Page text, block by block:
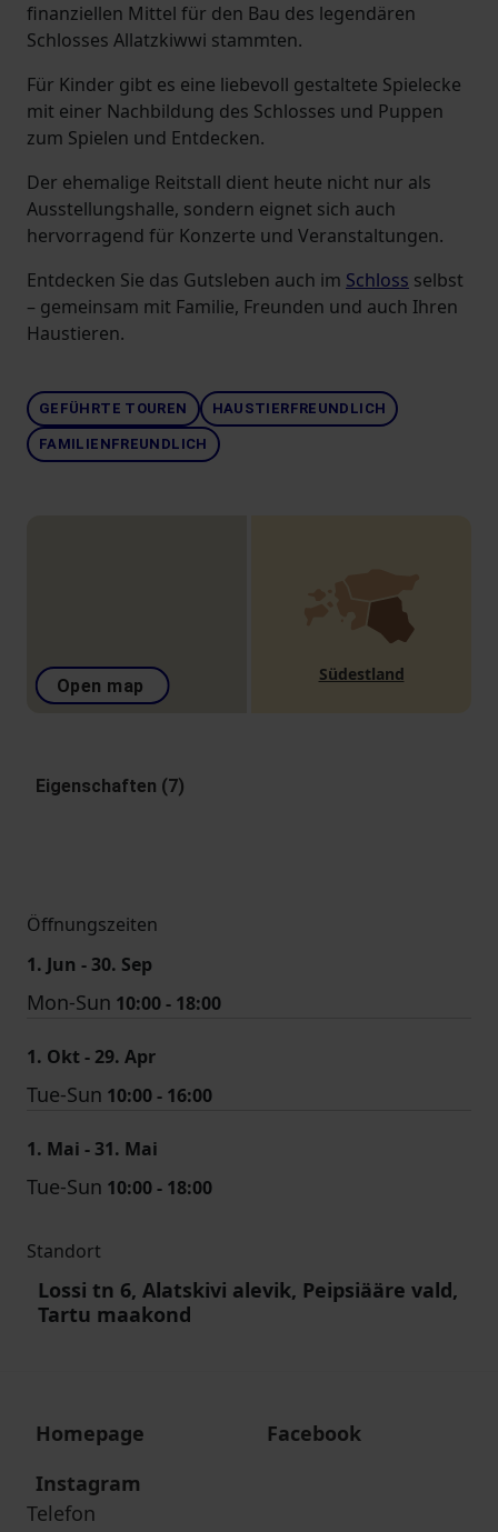
finanziellen Mittel für den Bau des legendären
Schlosses Allatzkiwwi stammten.
Für Kinder gibt es eine liebevoll gestaltete Spielecke
mit einer Nachbildung des Schlosses und Puppen
zum Spielen und Entdecken.
Der ehemalige Reitstall dient heute nicht nur als
Ausstellungshalle, sondern eignet sich auch
hervorragend für Konzerte und Veranstaltungen.
Entdecken Sie das Gutsleben auch im Schloss selbst
– gemeinsam mit Familie, Freunden und auch Ihren
Haustieren.
GEFÜHRTE TOUREN HAUSTIERFREUNDLICH
FAMILIENFREUNDLICH
Open map
Südestland
Eigenschaften (7)
Öffnungszeiten
1. Jun - 30. Sep
Mon-Sun 10:00 - 18:00
1. Okt - 29. Apr
Tue-Sun 10:00 - 16:00
1. Mai - 31. Mai
Tue-Sun 10:00 - 18:00
Standort
Lossi tn 6, Alatskivi alevik, Peipsiääre vald,
Tartu maakond
Homepage
Facebook
Instagram
Telefon